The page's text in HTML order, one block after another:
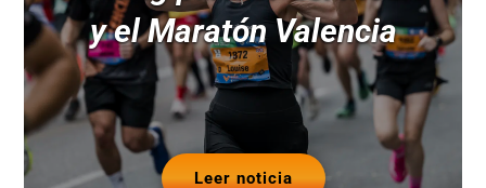
y el Maratón Valencia
Leer noticia